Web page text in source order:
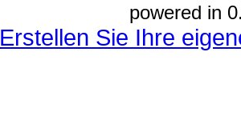
powered in
Erstellen Sie Ihre